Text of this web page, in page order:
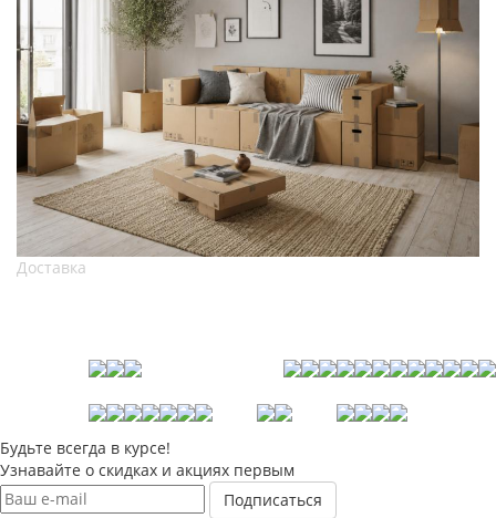
Доставка
Будьте всегда в курсе!
Узнавайте о скидках и акциях первым